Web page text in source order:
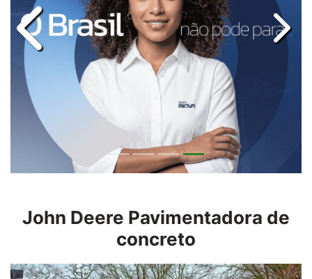
templates.template-
John Deere Pavimentadora de
concreto